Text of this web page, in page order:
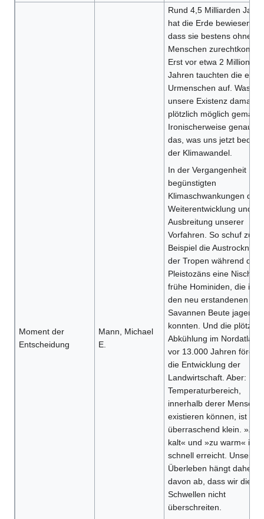
Moment der
Entscheidung
Mann, Michael
E.
Rund 4,5 Milliarden Jahre
hat die Erde bewiesen,
dass sie bestens ohne
Menschen zurechtkommt.
Erst vor etwa 2 Millionen
Jahren tauchten die
Urmenschen auf. Was hat
unsere Existenz damals
plötzlich möglich
Ironischerweise genau
das, was uns jetzt
der Klimawandel.
In der Vergangenheit
begünstigten
Klimaschwankungen die
Weiterentwicklung und
Ausbreitung unserer
Vorfahren. So schuf zum
Beispiel die Austrocknung
der Tropen während des
Pleistozäns eine Nische
frühe Hominiden, die in
den neu erstandenen
Savannen Beute jagen
konnten. Und die
Abkühlung im
vor 13.000 Jahren
die Entwicklung der
Landwirtschaft. Aber: Der
Temperaturbereich,
innerhalb derer
existieren können, ist
überraschend klein. »Zu
kalt« und »zu warm« ist
schnell erreicht. Unser
Überleben hängt daher
davon ab, dass wir diese
Schwellen nicht
überschreiten.